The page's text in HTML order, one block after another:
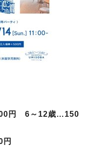
円 6～12歳…150
円